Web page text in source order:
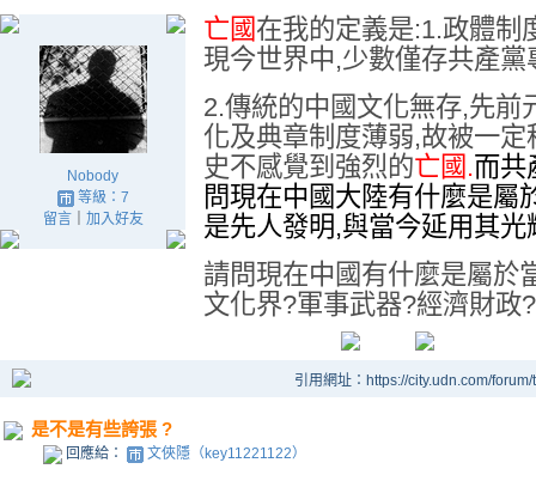
Nobody
等級：7
留言｜ 加入好友
亡國 在我的定義是:1.政體制
現今世界中,少數僅存共產
2.傳統的中國文化無存,先前
化及典章制度薄弱,故被一
史不感覺到強烈的亡國.而共
問現在中國大陸有什麼是屬
是先人發明,與當今延用其光
請問現在中國有什麼是屬於
文化界?軍事武器?經濟財政
引用網址：https://city.udn.com/
是不是有些誇張 ?
回應給： 文俠隱（key11221122）